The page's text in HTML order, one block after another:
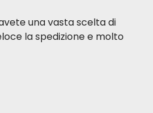
una vasta scelta di
la spedizione e molto